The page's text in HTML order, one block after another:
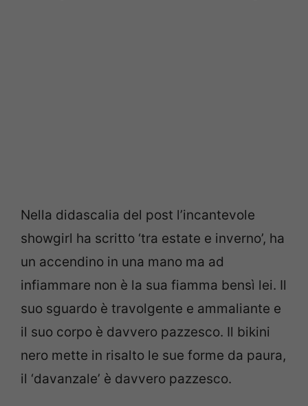
Nella didascalia del post l’incantevole
showgirl ha scritto ‘tra estate e inverno’, ha
un accendino in una mano ma ad
infiammare non è la sua fiamma bensì lei. Il
suo sguardo è travolgente e ammaliante e
il suo corpo è davvero pazzesco. Il bikini
nero mette in risalto le sue forme da paura,
il ‘davanzale’ è davvero pazzesco.